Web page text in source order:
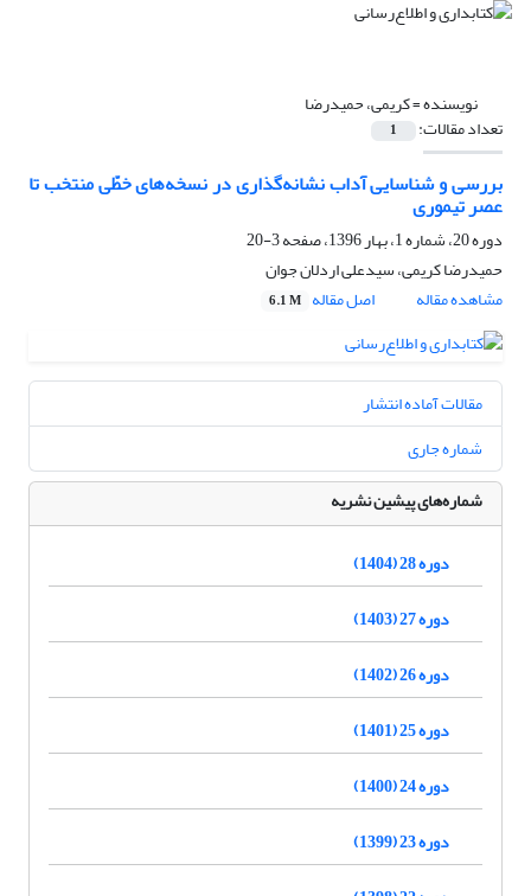
نویسنده =کریمی، حمیدرضا
تعداد مقالات: 1
بررسی و شناسایی آداب نشانه‌گذاری در نسخه‌های خطّی منتخب تا
عصر تیموری
دوره 20، شماره 1، بهار 1396، صفحه
3-20
حمیدرضا کریمی، سیدعلی اردلان جوان
مشاهده مقاله
اصل مقاله 6.1 M
مقالات آماده انتشار
شماره جاری
شماره‌های پیشین نشریه
دوره 28 (1404)
دوره 27 (1403)
دوره 26 (1402)
دوره 25 (1401)
دوره 24 (1400)
دوره 23 (1399)